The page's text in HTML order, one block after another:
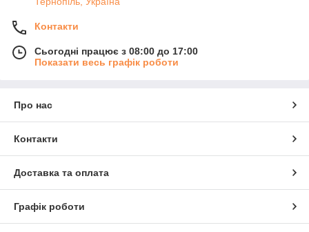
Контакти
Сьогодні працює з 08:00 до 17:00
Показати весь графік роботи
Про нас
Контакти
Доставка та оплата
Графік роботи